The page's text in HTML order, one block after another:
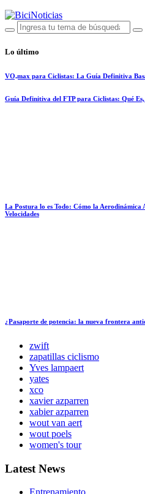
Lo último
VO₂max para Ciclistas: La Guía Definitiva
Guía Definitiva del FTP para Ciclistas: Qué
La Postura lo es Todo: Cómo la Aerodinámica
Velocidades
¿Pasaporte de potencia: la nueva frontera
zwift
zapatillas ciclismo
Yves lampaert
yates
xco
xavier azparren
xabier azparren
wout van aert
wout poels
women's tour
Latest News